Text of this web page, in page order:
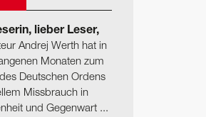
lieber Leser,
Andrej Werth hat in
Monaten zum
Deutschen Ordens
Missbrauch in
und Gegenwart ...